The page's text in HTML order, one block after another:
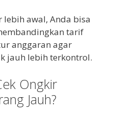
lebih awal, Anda bisa
tarif
anggaran agar
jauh lebih terkontrol.
Ongkir
Jauh?